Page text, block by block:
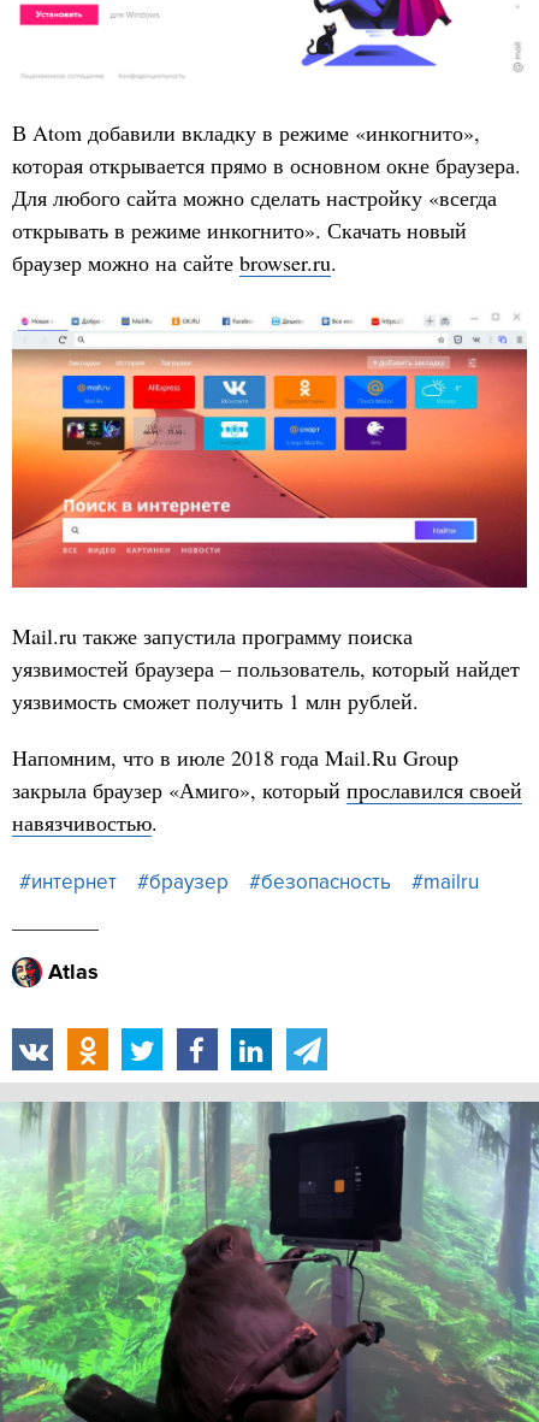
В Atom добавили вкладку в режиме «инкогнито»,
которая открывается прямо в основном окне браузера.
Для любого сайта можно сделать настройку «всегда
открывать в режиме инкогнито». Скачать новый
браузер можно на сайте browser.ru.
Mail.ru также запустила программу поиска
уязвимостей браузера – пользователь, который найдет
уязвимость сможет получить 1 млн рублей.
Напомним, что в июле 2018 года Mail.Ru Group
закрыла браузер «Амиго», который прославился своей
навязчивостью.
#интернет #браузер #безопасность #mailru
Atlas